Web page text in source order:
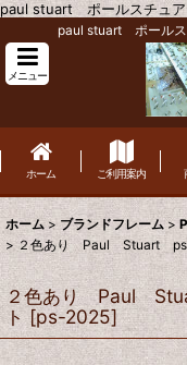
paul stuart ポールスチュ
paul stuart ポール
メニュー
ホーム ご利用案内
ホーム > ブランドフレーム >
> ２色あり Paul Stuart ps-
２色あり Paul
ト [ps-2025]